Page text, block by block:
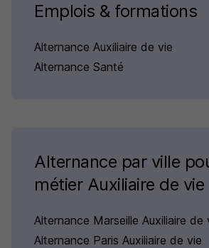
Emplois & formations
Alternance Auxiliaire de vie
Alternance Santé
Alternance par ville
métier Auxiliaire de vie
Alternance Marseille Auxiliaire de
Alternance Paris Auxiliaire de vie